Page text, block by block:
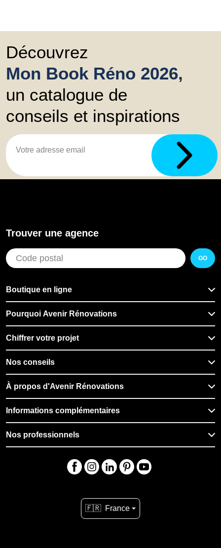
Découvrez
Mon Book Réno 2026,
un catalogue de
conseils et inspirations
Trouver une agence
GO
Boutique en ligne
Pourquoi Avenir Rénovations
Chiffrer votre projet
Nos conseils
À propos d'Avenir Rénovations
Informations complémentaires
Nos professionnels
🇫🇷 France